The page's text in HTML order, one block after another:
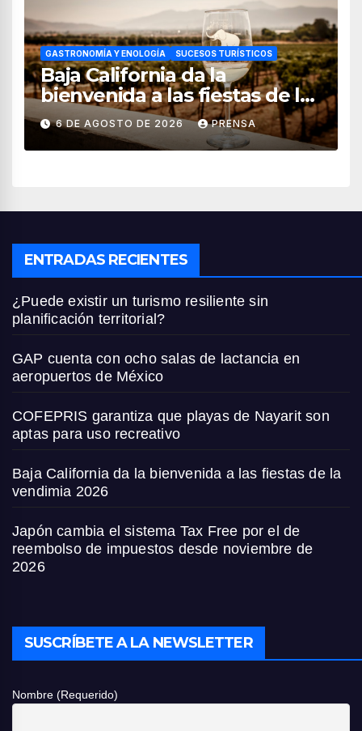
GASTRONOMÍA Y ENOLOGÍA SUCESOS TURÍSTICOS
Baja California da la
bienvenida a las fiestas de la
vendimia 2026
6 DE AGOSTO DE 2026 PRENSA
ENTRADAS RECIENTES
¿Puede existir un turismo resiliente sin
planificación territorial?
GAP cuenta con ocho salas de lactancia en
aeropuertos de México
COFEPRIS garantiza que playas de Nayarit son
aptas para uso recreativo
Baja California da la bienvenida a las fiestas de la
vendimia 2026
Japón cambia el sistema Tax Free por el de
reembolso de impuestos desde noviembre de
2026
SUSCRÍBETE A LA NEWSLETTER
Nombre (Requerido)